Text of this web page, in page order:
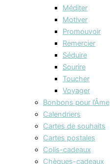
Méditer
Motiver
Promouvoir
Remercier
Séduire
Sourire
Toucher
Voyager
Bonbons pour l’Âme
Calendriers
Cartes de souhaits
Cartes postales
Colis-cadeaux
Chèques-cadeaux